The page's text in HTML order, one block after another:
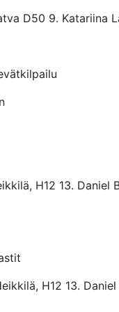
D50 9. Katariina
H12 13. Daniel
H12 13.